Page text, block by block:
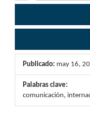
Publicado: may 16,
Palabras clave:
comunicación,